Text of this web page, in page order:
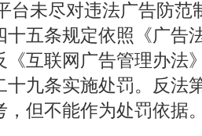
台未尽对违法广告防范
十五条规定依照《广告
《互联网广告管理办法
十九条实施处罚。反法
，但不能作为处罚依据